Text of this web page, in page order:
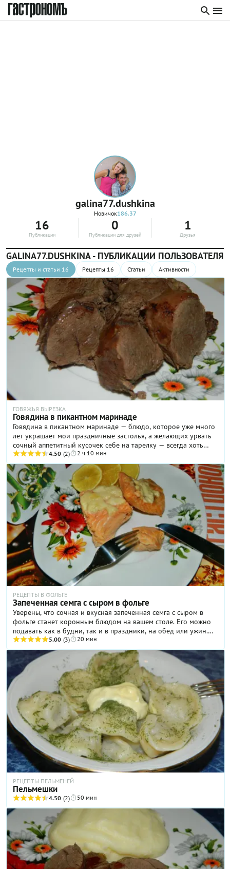
galina77.dushkina
Новичок186.37
16
Публикации
0
Публикации для друзей
1
Друзья
GALINA77.DUSHKINA - ПУБЛИКАЦИИ ПОЛЬЗОВАТЕЛЯ
Рецепты и статьи 16 Рецепты 16 Статьи Активности
ГОВЯЖЬЯ ВЫРЕЗКА
Говядина в пикантном маринаде
Говядина в пикантном маринаде — блюдо, которое уже много
лет украшает мои праздничные застолья, а желающих урвать
сочный аппетитный кусочек себе на тарелку — всегда хоть
отбавляй. Чтобы научиться готовить мясо по этому рецепту,
нужно лишь запомнить несколько важных нюансов — и все
получится в лучшем виде. Во-первых, не экономьте на главном
ингредиенте и отдайте предпочтение нежной вырезке —
премиальному отрубу, который в принципе невозможно
испортить или пересушить. Во-вторых, не пренебрегайте
таким важным этапом подготовки, как маринование, и
приступайте к работе с мясом минимум за 8 часов до того, как
отправить его в духовку.
4.50 (2) 2 ч 10 мин
РЕЦЕПТЫ В ФОЛЬГЕ
Запеченная семга с сыром в фольге
Уверены, что сочная и вкусная запеченная семга с сыром в
фольге станет коронным блюдом на вашем столе. Его можно
подавать как в будни, так и в праздники, на обед или ужин.
Готовится семга просто и быстро. Можно купить готовые
стейки или самостоятельно разделать тушку рыбы, а излишки
заморозить. Подавать можно как без гарнира, так и с
гарниром. Идеальное сопровождение рыбы — отваренный рис
или картофель, салат из свежих или запеченных овощей. Не
забудьте дополнительно подать нарезанный на четвертинки
лимон, чтобы сбрызнуть рыбу лимонным соком.
5.00 (3) 20 мин
РЕЦЕПТЫ ПЕЛЬМЕНЕЙ
Пельмешки
4.50 (2) 50 мин